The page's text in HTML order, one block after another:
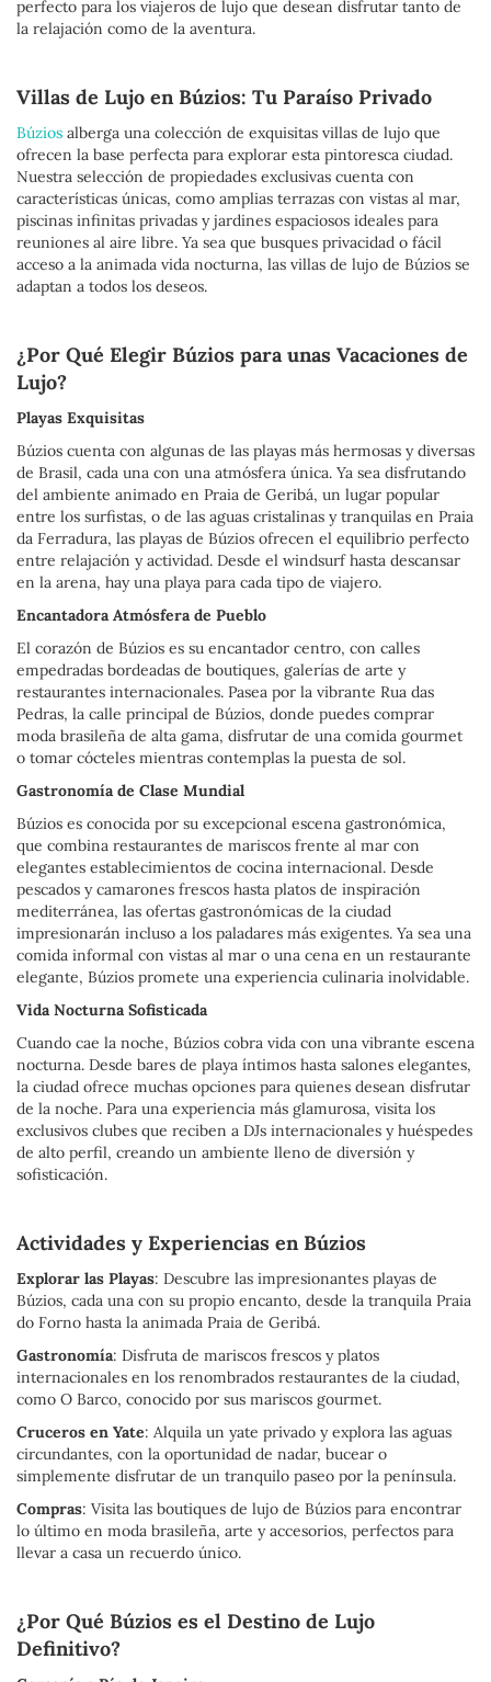
perfecto para los viajeros de lujo que desean disfrutar tanto de
la relajación como de la aventura.
Villas de Lujo en Búzios: Tu Paraíso Privado
Búzios alberga una colección de exquisitas villas de lujo que
ofrecen la base perfecta para explorar esta pintoresca ciudad.
Nuestra selección de propiedades exclusivas cuenta con
características únicas, como amplias terrazas con vistas al mar,
piscinas infinitas privadas y jardines espaciosos ideales para
reuniones al aire libre. Ya sea que busques privacidad o fácil
acceso a la animada vida nocturna, las villas de lujo de Búzios se
adaptan a todos los deseos.
¿Por Qué Elegir Búzios para unas Vacaciones de
Lujo?
Playas Exquisitas
Búzios cuenta con algunas de las playas más hermosas y diversas
de Brasil, cada una con una atmósfera única. Ya sea disfrutando
del ambiente animado en Praia de Geribá, un lugar popular
entre los surfistas, o de las aguas cristalinas y tranquilas en Praia
da Ferradura, las playas de Búzios ofrecen el equilibrio perfecto
entre relajación y actividad. Desde el windsurf hasta descansar
en la arena, hay una playa para cada tipo de viajero.
Encantadora Atmósfera de Pueblo
El corazón de Búzios es su encantador centro, con calles
empedradas bordeadas de boutiques, galerías de arte y
restaurantes internacionales. Pasea por la vibrante Rua das
Pedras, la calle principal de Búzios, donde puedes comprar
moda brasileña de alta gama, disfrutar de una comida gourmet
o tomar cócteles mientras contemplas la puesta de sol.
Gastronomía de Clase Mundial
Búzios es conocida por su excepcional escena gastronómica,
que combina restaurantes de mariscos frente al mar con
elegantes establecimientos de cocina internacional. Desde
pescados y camarones frescos hasta platos de inspiración
mediterránea, las ofertas gastronómicas de la ciudad
impresionarán incluso a los paladares más exigentes. Ya sea una
comida informal con vistas al mar o una cena en un restaurante
elegante, Búzios promete una experiencia culinaria inolvidable.
Vida Nocturna Sofisticada
Cuando cae la noche, Búzios cobra vida con una vibrante escena
nocturna. Desde bares de playa íntimos hasta salones elegantes,
la ciudad ofrece muchas opciones para quienes desean disfrutar
de la noche. Para una experiencia más glamurosa, visita los
exclusivos clubes que reciben a DJs internacionales y huéspedes
de alto perfil, creando un ambiente lleno de diversión y
sofisticación.
Actividades y Experiencias en Búzios
Explorar las Playas: Descubre las impresionantes playas de
Búzios, cada una con su propio encanto, desde la tranquila Praia
do Forno hasta la animada Praia de Geribá.
Gastronomía: Disfruta de mariscos frescos y platos
internacionales en los renombrados restaurantes de la ciudad,
como O Barco, conocido por sus mariscos gourmet.
Cruceros en Yate: Alquila un yate privado y explora las aguas
circundantes, con la oportunidad de nadar, bucear o
simplemente disfrutar de un tranquilo paseo por la península.
Compras: Visita las boutiques de lujo de Búzios para encontrar
lo último en moda brasileña, arte y accesorios, perfectos para
llevar a casa un recuerdo único.
¿Por Qué Búzios es el Destino de Lujo
Definitivo?